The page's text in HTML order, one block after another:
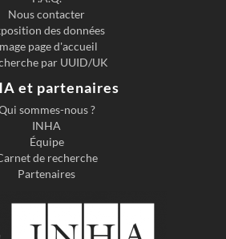
Nous contacter
des données
page d'accueil
par UUID/UK
et partenaires
sommes-nous ?
INHA
Équipe
de recherche
Partenaires